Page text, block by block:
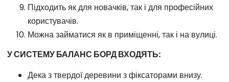
Підходить як для новачків, так і для професійних
користувачів.
Можна займатися як в приміщенні, так і на вулиці.
У СИСТЕМУ БАЛАНС БОРД ВХОДЯТЬ:
Дека з твердої деревини з фіксаторами внизу.